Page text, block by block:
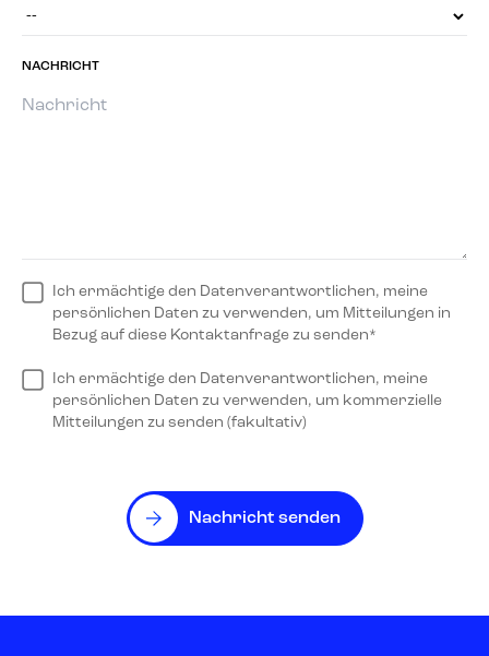
NACHRICHT
Ich ermächtige den Datenverantwortlichen, meine
persönlichen Daten zu verwenden, um Mitteilungen in
Bezug auf diese Kontaktanfrage zu senden*
Ich ermächtige den Datenverantwortlichen, meine
persönlichen Daten zu verwenden, um kommerzielle
Mitteilungen zu senden (fakultativ)
Nachricht senden